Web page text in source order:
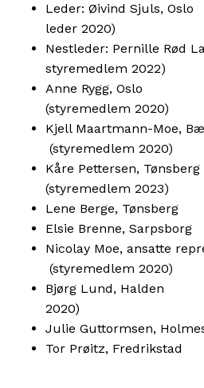
Leder: Øivind Sjuls,
leder 2020)
Nestleder: Pernille Rød
styremedlem 2022)
Anne Rygg,
(styremedlem 2020)
Kjell Maartmann-
(styremedlem 2020)
Kåre Pettersen,
(styremedlem 2023)
Lene Berge,
Elsie Brenne,
Nicolay Moe, ansatte
(styremedlem 2020)
Bjørg Lund,
2020)
Julie Guttormsen,
Tor Prøitz,